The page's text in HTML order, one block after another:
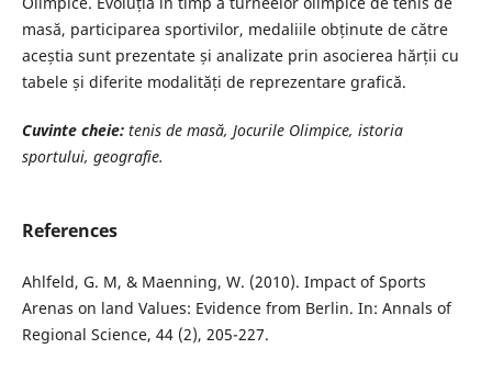
masă, participarea sportivilor, medaliile obținute de către
aceștia sunt prezentate și analizate prin asocierea hărții cu
tabele și diferite modalități de reprezentare grafică.
Cuvinte cheie: tenis de masă, Jocurile Olimpice, istoria
sportului, geografie.
References
Ahlfeld, G. M, & Maenning, W. (2010). Impact of Sports
Arenas on land Values: Evidence from Berlin. In: Annals of
Regional Science, 44 (2), 205-227.